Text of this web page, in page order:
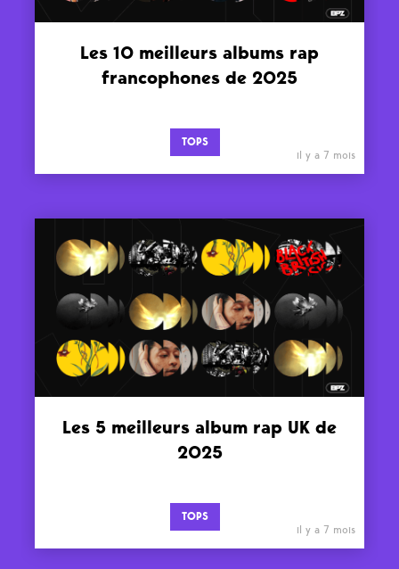
Les 10 meilleurs albums rap
francophones de 2025
TOPS
il y a 7 mois
Les 5 meilleurs album rap UK de
2025
TOPS
il y a 7 mois